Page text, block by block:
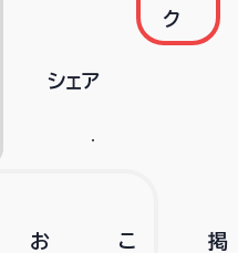
ク
シェア
お
こ
掲